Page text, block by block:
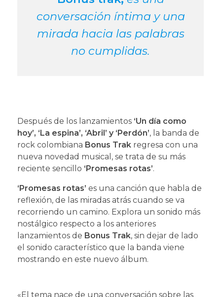
conversación íntima y una
mirada hacia las palabras
no cumplidas.
Después de los lanzamientos ‘Un día como
hoy’, ‘La espina’, ‘Abril’ y ‘Perdón’, la banda de
rock colombiana Bonus Trak regresa con una
nueva novedad musical, se trata de su más
reciente sencillo ‘Promesas rotas’.
‘Promesas rotas’ es una canción que habla de
reflexión, de las miradas atrás cuando se va
recorriendo un camino. Explora un sonido más
nostálgico respecto a los anteriores
lanzamientos de Bonus Trak, sin dejar de lado
el sonido característico que la banda viene
mostrando en este nuevo álbum.
«El tema nace de una conversación sobre las